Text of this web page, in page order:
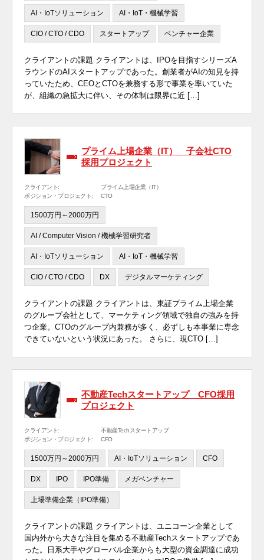
AI・IoTソリューション AI・IoT・機械学習
CIO / CTO / CDO スタートアップ ベンチャー企業
クライアントの課題 クライアントは、IPOを目指すシリーズA
ラウンドのAIスタートアップであった。創業者がAIの知見を持
っていたため、CEOとCTOを兼務する形で事業を率いていた
が、組織の急拡大に伴い、その体制は限界に近 […]
プライム上場企業（IT） 子会社CTO
採用プロジェクト
クライアント:
プライム上場企業（IT）
ポジション・プロジェクト:
CTO
1500万円～2000万円
AI / Computer Vision / 機械学習研究者
AI・IoTソリューション AI・IoT・機械学習
CIO / CTO / CDO DX デジタルマーケティング
クライアントの課題 クライアントは、東証プライム上場企業
のグループ会社として、マーケティング領域で独自の強みを持
つ企業。CTOのグループ内兼務が多く、必ずしも本事業に専念
できていないという状況にあった。 さらに、現CTO […]
不動産Techスタートアップ CFO採用
プロジェクト
クライアント:
不動産Techスタートアップ
ポジション・プロジェクト:
CFO
1500万円～2000万円 AI・IoTソリューション CFO
DX IPO IPO準備 メガベンチャー
上場準備企業（IPO準備）
クライアントの課題 クライアントは、ユニコーン企業として
国内外から大きな注目を集める不動産Techスタートアップであ
った。日系大手やグローバル企業からも大型の資金調達に成功